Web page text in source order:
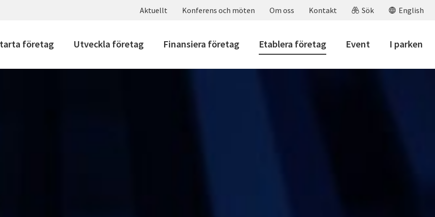
Aktuellt Konferens och möten Om oss Kontakt Sök English
företag Utveckla företag Finansiera företag Etablera företag Event I parken